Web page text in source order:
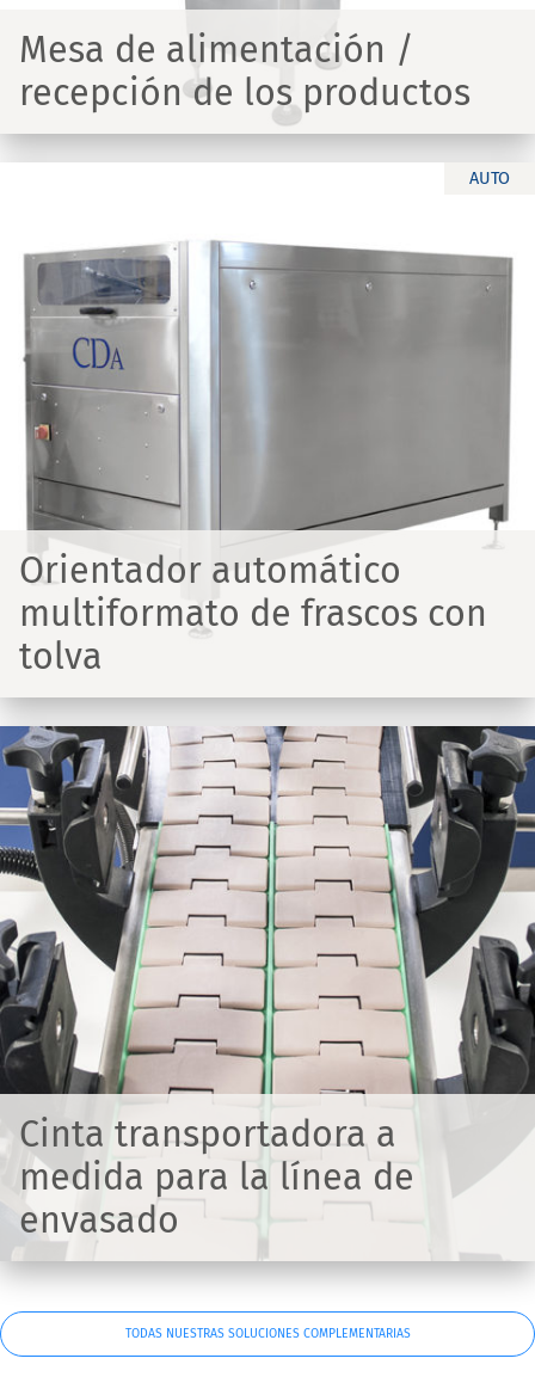
Mesa de alimentación /
recepción de los productos
AUTO
Orientador automático
multiformato de frascos con
tolva
Cinta transportadora a
medida para la línea de
envasado
TODAS NUESTRAS SOLUCIONES COMPLEMENTARIAS